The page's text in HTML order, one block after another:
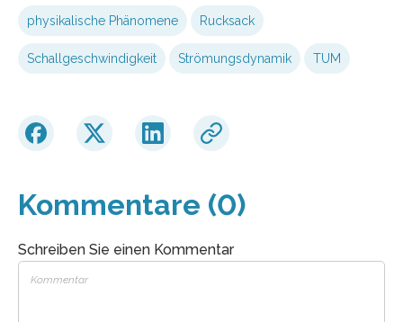
physikalische Phänomene Rucksack
Schallgeschwindigkeit Strömungsdynamik TUM
Kommentare (0)
Schreiben Sie einen Kommentar